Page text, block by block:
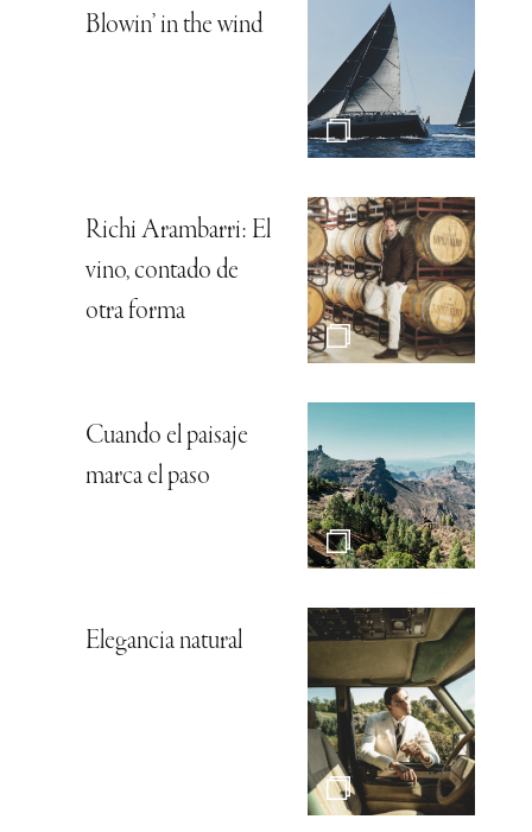
Blowin’ in the wind
Richi Arambarri: El
vino, contado de
otra forma
Cuando el paisaje
marca el paso
Elegancia natural